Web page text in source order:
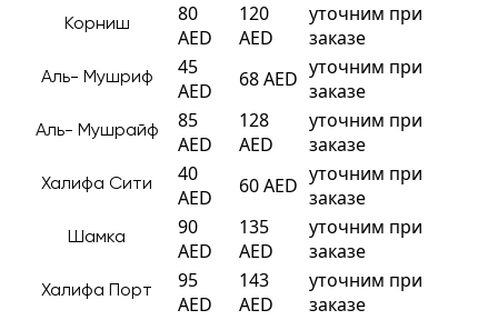
Корниш
80
AED
120
AED
уточним при
заказе
Аль- Мушриф
45
AED
68 AED уточним при
заказе
Аль- Мушрайф
85
AED
128
AED
уточним при
заказе
Халифа Сити
40
AED
60 AED уточним при
заказе
Шамка
90
AED
135
AED
уточним при
заказе
Халифа Порт
95
AED
143
AED
уточним при
заказе